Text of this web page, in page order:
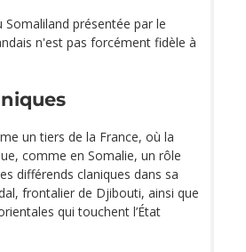
présentée par le
n'est pas forcément fidèle à
un tiers de la France, où la
comme en Somalie, un rôle
différends claniques dans sa
frontalier de Djibouti, ainsi que
qui touchent l’État